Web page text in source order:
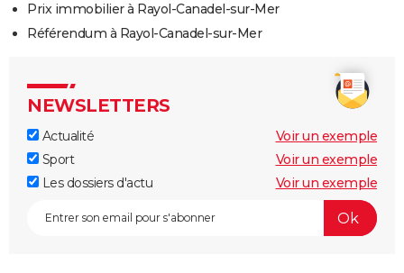
Prix immobilier à Rayol-Canadel-sur-Mer
Référendum à Rayol-Canadel-sur-Mer
NEWSLETTERS
Actualité
Voir un exemple
Sport
Voir un exemple
Les dossiers d'actu
Voir un exemple